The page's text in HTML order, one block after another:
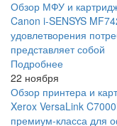
Обзор МФУ и
Canon i-SENSYS
удовлетворения
представляет собой
Подробнее
22 ноября
Обзор принтера и
Xerox VersaLink
премиум-класса для